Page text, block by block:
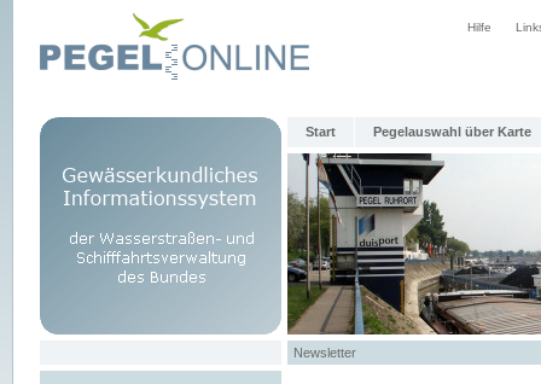
Hilfe
Start Pegelauswahl über Karte
Newsletter